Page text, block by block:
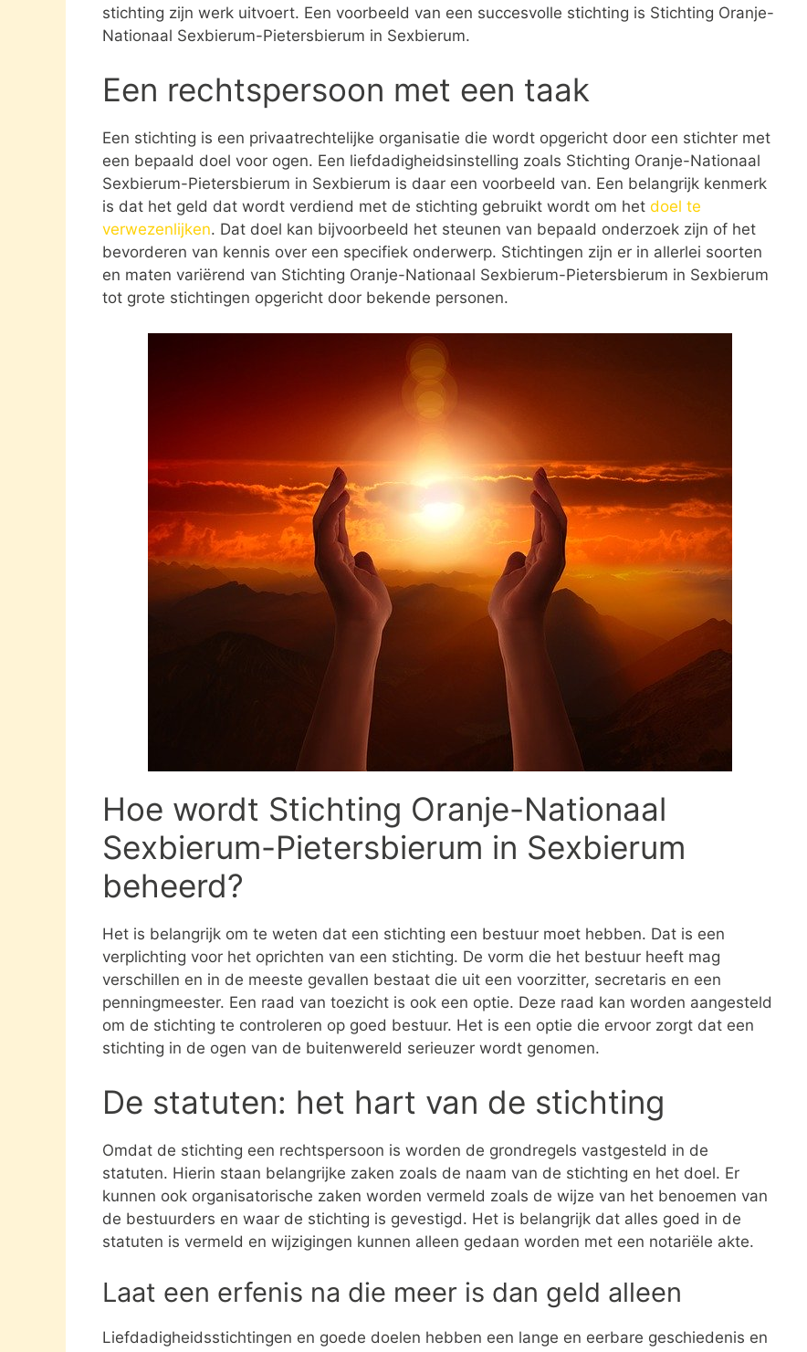
stichting zijn werk uitvoert. Een voorbeeld van een succesvolle stichting is Stichting Oranje-
Nationaal Sexbierum-Pietersbierum in Sexbierum.
Een rechtspersoon met een taak
Een stichting is een privaatrechtelijke organisatie die wordt opgericht door een stichter met
een bepaald doel voor ogen. Een liefdadigheidsinstelling zoals Stichting Oranje-Nationaal
Sexbierum-Pietersbierum in Sexbierum is daar een voorbeeld van. Een belangrijk kenmerk
is dat het geld dat wordt verdiend met de stichting gebruikt wordt om het doel te
verwezenlijken. Dat doel kan bijvoorbeeld het steunen van bepaald onderzoek zijn of het
bevorderen van kennis over een specifiek onderwerp. Stichtingen zijn er in allerlei soorten
en maten variërend van Stichting Oranje-Nationaal Sexbierum-Pietersbierum in Sexbierum
tot grote stichtingen opgericht door bekende personen.
Hoe wordt Stichting Oranje-Nationaal
Sexbierum-Pietersbierum in Sexbierum
beheerd?
Het is belangrijk om te weten dat een stichting een bestuur moet hebben. Dat is een
verplichting voor het oprichten van een stichting. De vorm die het bestuur heeft mag
verschillen en in de meeste gevallen bestaat die uit een voorzitter, secretaris en een
penningmeester. Een raad van toezicht is ook een optie. Deze raad kan worden aangesteld
om de stichting te controleren op goed bestuur. Het is een optie die ervoor zorgt dat een
stichting in de ogen van de buitenwereld serieuzer wordt genomen.
De statuten: het hart van de stichting
Omdat de stichting een rechtspersoon is worden de grondregels vastgesteld in de
statuten. Hierin staan belangrijke zaken zoals de naam van de stichting en het doel. Er
kunnen ook organisatorische zaken worden vermeld zoals de wijze van het benoemen van
de bestuurders en waar de stichting is gevestigd. Het is belangrijk dat alles goed in de
statuten is vermeld en wijzigingen kunnen alleen gedaan worden met een notariële akte.
Laat een erfenis na die meer is dan geld alleen
Liefdadigheidsstichtingen en goede doelen hebben een lange en eerbare geschiedenis en